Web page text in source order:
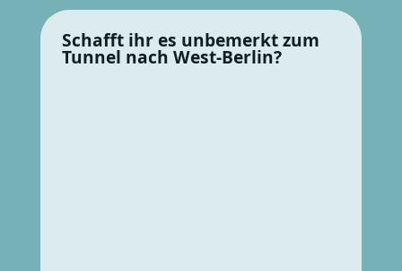
Schafft ihr es unbemerkt zum
Tunnel nach West-Berlin?